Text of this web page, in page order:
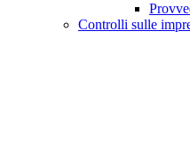
Controlli sulle